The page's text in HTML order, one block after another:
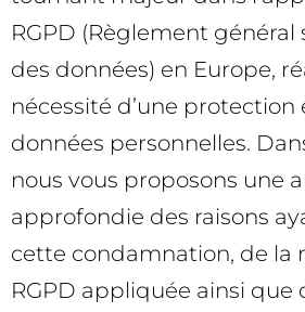
RGPD (Règlement
des données) en Europe,
nécessité d’une protection
données personnelles.
nous vous proposons une
approfondie des raisons
cette condamnation, de la
RGPD appliquée ainsi que